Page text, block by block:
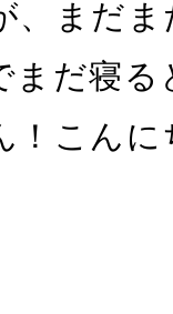
、まだ
まだ寝
！こん